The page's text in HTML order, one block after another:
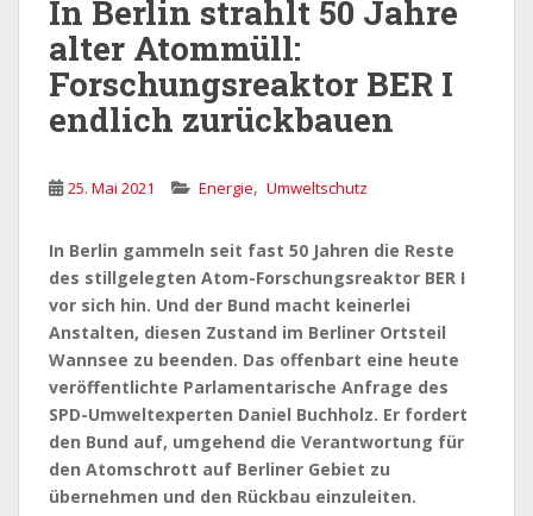
In Berlin strahlt 50 Jahre
alter Atommüll:
Forschungsreaktor BER I
endlich zurückbauen
25. Mai 2021 Energie, Umweltschutz
In Berlin gammeln seit fast 50 Jahren die Reste
des stillgelegten Atom-Forschungsreaktor BER I
vor sich hin. Und der Bund macht keinerlei
Anstalten, diesen Zustand im Berliner Ortsteil
Wannsee zu beenden. Das offenbart eine heute
veröffentlichte Parlamentarische Anfrage des
SPD-Umweltexperten Daniel Buchholz. Er fordert
den Bund auf, umgehend die Verantwortung für
den Atomschrott auf Berliner Gebiet zu
übernehmen und den Rückbau einzuleiten.